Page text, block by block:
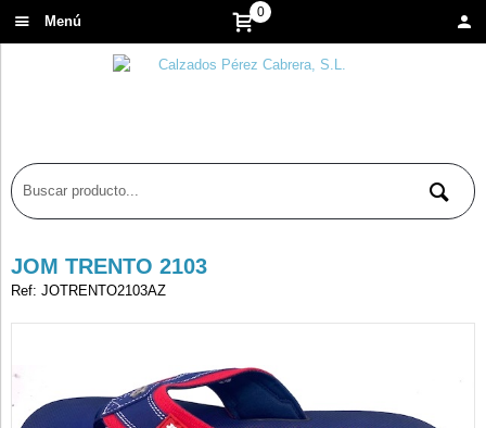
0
JOM TRENTO 2103
Ref: JOTRENTO2103AZ
Menú